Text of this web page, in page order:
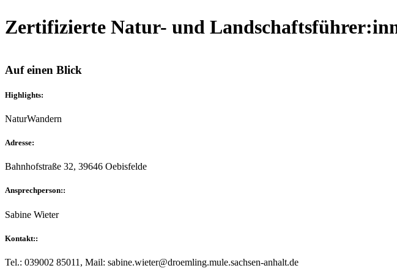
Zertifizierte Natur- und
Auf einen Blick
Highlights:
NaturWandern
Adresse:
Bahnhofstraße 32, 39646 Oebisfelde
Ansprechperson::
Sabine Wieter
Kontakt::
Tel.: 039002 85011, Mail: sabine.wieter@droemling.mule.sachsen-anhalt.de